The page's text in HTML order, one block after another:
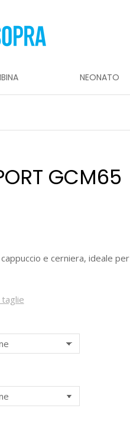
NEONATO
GCM65
e cerniera, ideale